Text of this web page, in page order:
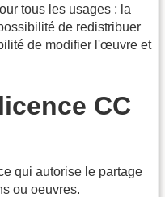
tous les usages ; la
de redistribuer
de modifier l'œuvre et
CC
qui autorise le partage
ou oeuvres.